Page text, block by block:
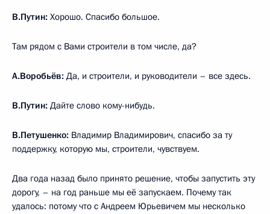
В.Путин: Хорошо. Спасибо большое.
Там рядом с Вами строители в том числе, да?
А.Воробьёв: Да, и строители, и руководители – все здесь.
В.Путин: Дайте слово кому-нибудь.
В.Петушенко: Владимир Владимирович, спасибо за ту
поддержку, которую мы, строители, чувствуем.
Два года назад было принято решение, чтобы запустить эту
дорогу, – на год раньше мы её запускаем. Почему так
удалось: потому что с Андреем Юрьевичем мы несколько